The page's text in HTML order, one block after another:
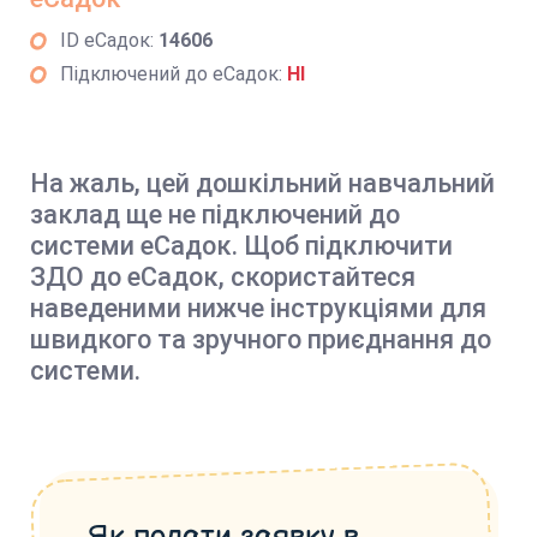
ID еСадок: 14606
Підключений до еСадок: НІ
На жаль, цей дошкільний навчальний
заклад ще не підключений до
системи еСадок. Щоб підключити
ЗДО до еСадок, скористайтеся
наведеними нижче інструкціями для
швидкого та зручного приєднання до
системи.